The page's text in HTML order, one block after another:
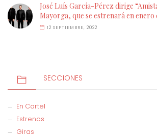
José Luís García-Pérez dirige
Mayorga, que se estrenará en enero
12 SEPTIEMBRE, 2022
SECCIONES
En Cartel
Estrenos
Giras